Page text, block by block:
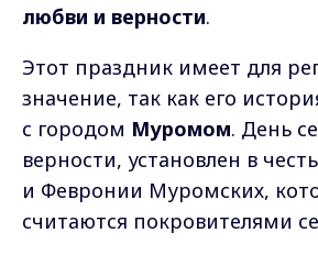
любви и верности.
Этот праздник имеет для
значение, так как его
с городом Муромом. День
верности, установлен в
и Февронии Муромских,
считаются покровителями